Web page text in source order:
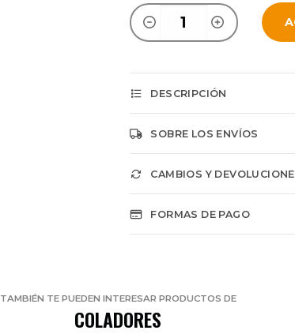
DESCRIPCIÓN
SOBRE LOS ENVÍOS
CAMBIOS Y
FORMAS DE PAGO
TAMBIÉN TE PUEDEN INTERESAR PRODUCTOS DE
COLADORES